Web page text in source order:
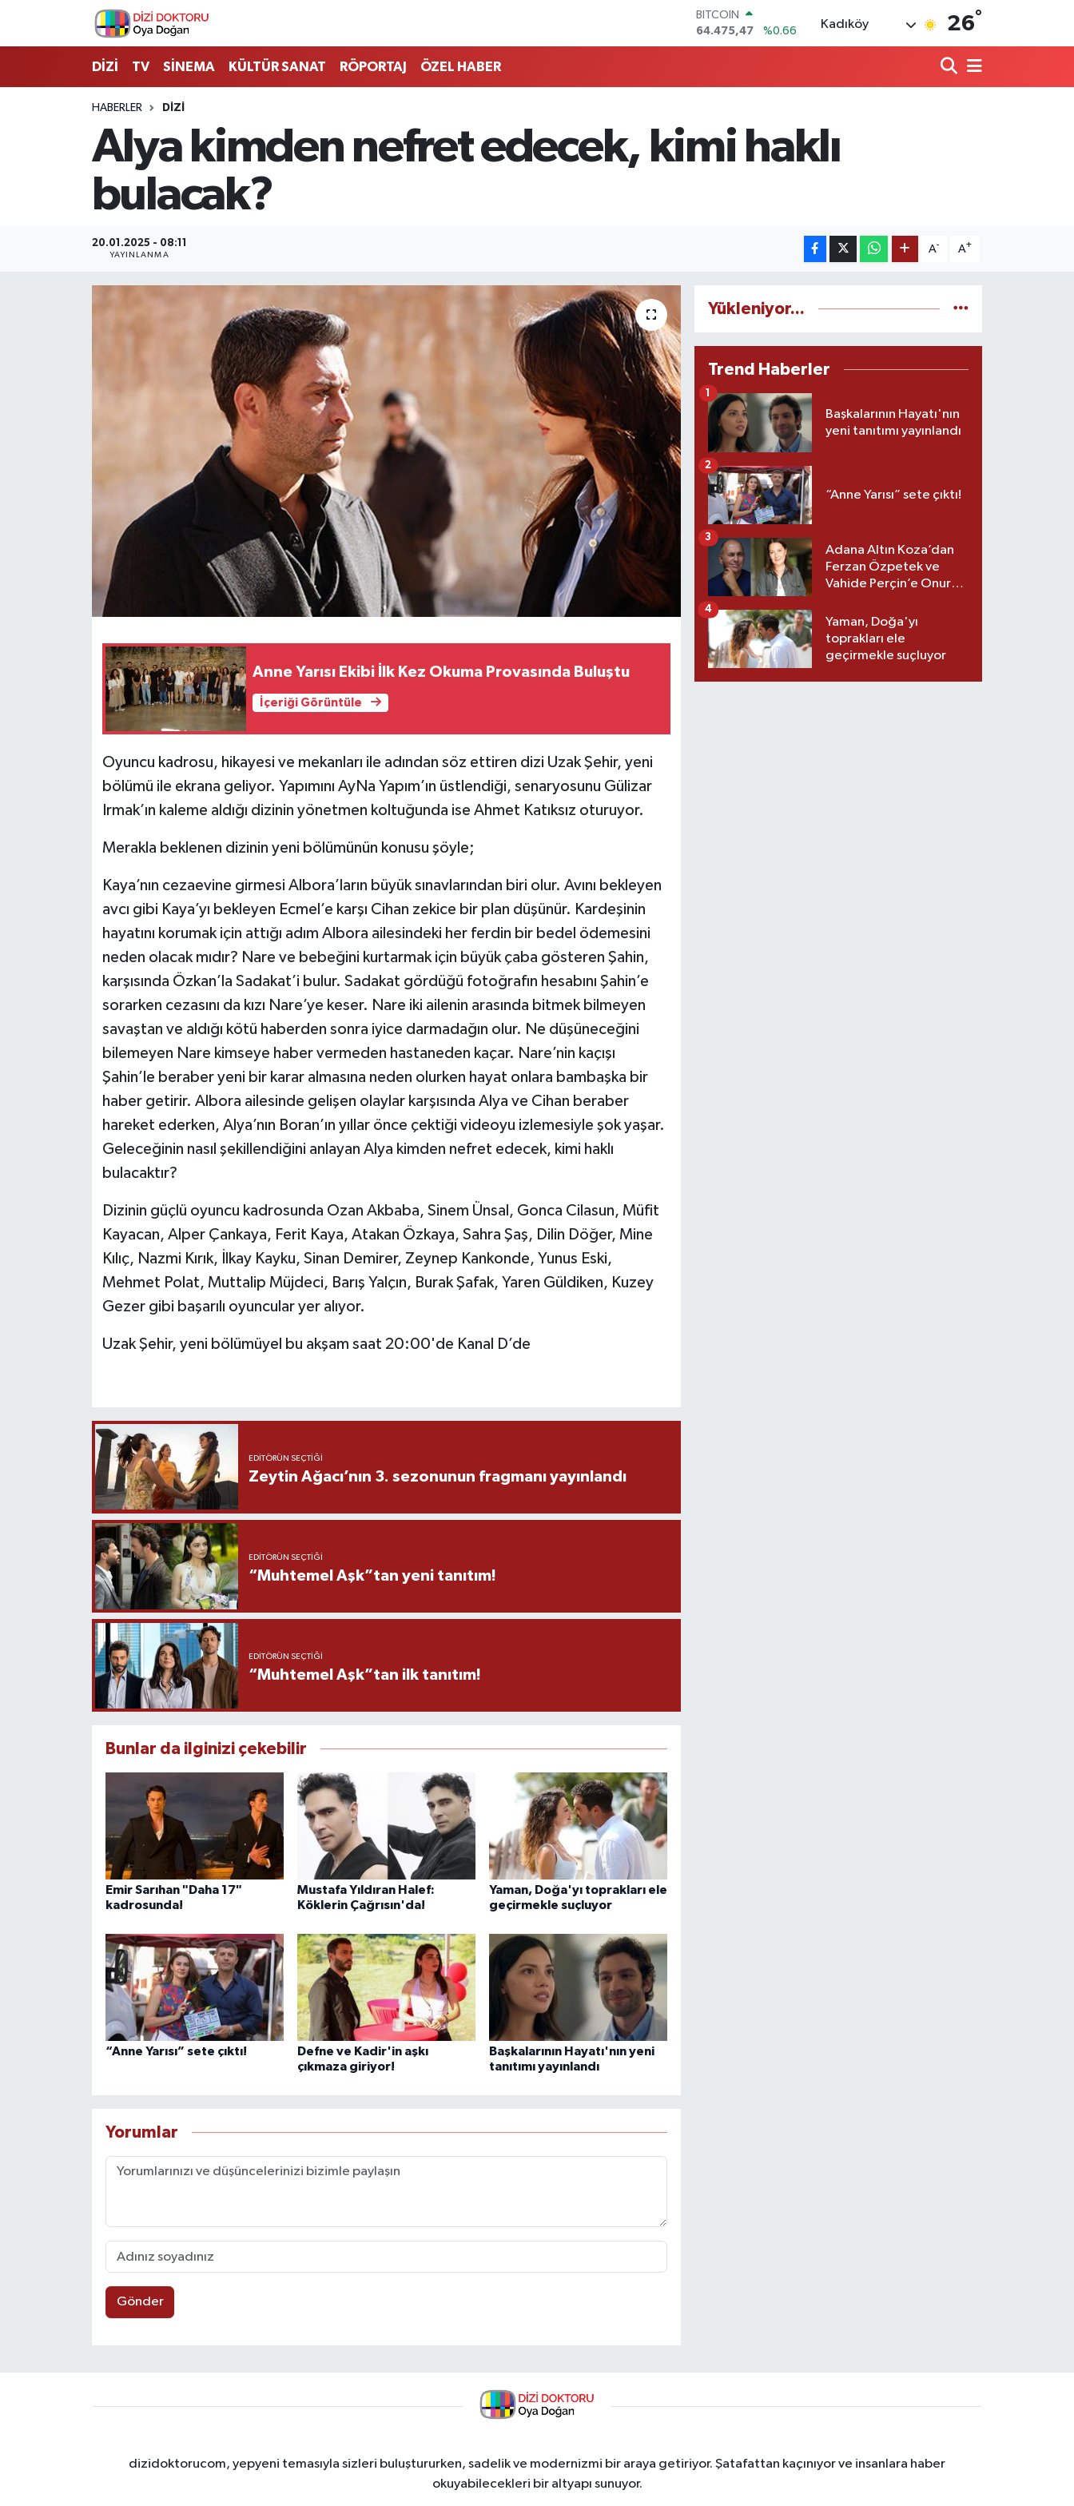
BITCOIN
64.475,47
%0.66
DOLAR
64,2534
%0.22
GRAM ALTIN
6518.23
%0.39
Kadıköy 26°
DİZİ TV SİNEMA KÜLTÜR SANAT RÖPORTAJ ÖZEL HABER
HABERLER DİZİ
Alya kimden nefret edecek, kimi haklı
bulacak?
20.01.2025 - 08:11
YAYINLANMA
A- A+
Anne Yarısı Ekibi İlk Kez Okuma Provasında Buluştu
İçeriği Görüntüle
Oyuncu kadrosu, hikayesi ve mekanları ile adından söz ettiren dizi Uzak Şehir, yeni
bölümü ile ekrana geliyor. Yapımını AyNa Yapım’ın üstlendiği, senaryosunu Gülizar
Irmak’ın kaleme aldığı dizinin yönetmen koltuğunda ise Ahmet Katıksız oturuyor.
Merakla beklenen dizinin yeni bölümünün konusu şöyle;
Kaya’nın cezaevine girmesi Albora’ların büyük sınavlarından biri olur. Avını bekleyen
avcı gibi Kaya’yı bekleyen Ecmel’e karşı Cihan zekice bir plan düşünür. Kardeşinin
hayatını korumak için attığı adım Albora ailesindeki her ferdin bir bedel ödemesini
neden olacak mıdır? Nare ve bebeğini kurtarmak için büyük çaba gösteren Şahin,
karşısında Özkan’la Sadakat’i bulur. Sadakat gördüğü fotoğrafın hesabını Şahin’e
sorarken cezasını da kızı Nare’ye keser. Nare iki ailenin arasında bitmek bilmeyen
savaştan ve aldığı kötü haberden sonra iyice darmadağın olur. Ne düşüneceğini
bilemeyen Nare kimseye haber vermeden hastaneden kaçar. Nare’nin kaçışı
Şahin’le beraber yeni bir karar almasına neden olurken hayat onlara bambaşka bir
haber getirir. Albora ailesinde gelişen olaylar karşısında Alya ve Cihan beraber
hareket ederken, Alya’nın Boran’ın yıllar önce çektiği videoyu izlemesiyle şok yaşar.
Geleceğinin nasıl şekillendiğini anlayan Alya kimden nefret edecek, kimi haklı
bulacaktır?
Dizinin güçlü oyuncu kadrosunda Ozan Akbaba, Sinem Ünsal, Gonca Cilasun, Müfit
Kayacan, Alper Çankaya, Ferit Kaya, Atakan Özkaya, Sahra Şaş, Dilin Döğer, Mine
Kılıç, Nazmi Kırık, İlkay Kayku, Sinan Demirer, Zeynep Kankonde, Yunus Eski,
Mehmet Polat, Muttalip Müjdeci, Barış Yalçın, Burak Şafak, Yaren Güldiken, Kuzey
Gezer gibi başarılı oyuncular yer alıyor.
Uzak Şehir, yeni bölümüyel bu akşam saat 20:00'de Kanal D’de
EDITÖRÜN SEÇTIĞI
Zeytin Ağacı’nın 3. sezonunun fragmanı yayınlandı
EDITÖRÜN SEÇTIĞI
“Muhtemel Aşk”tan yeni tanıtım!
EDITÖRÜN SEÇTIĞI
“Muhtemel Aşk”tan ilk tanıtım!
Bunlar da ilginizi çekebilir
Emir Sarıhan "Daha 17"
kadrosunda!
Mustafa Yıldıran Halef:
Köklerin Çağrısın'da!
Yaman, Doğa'yı toprakları ele
geçirmekle suçluyor
“Anne Yarısı” sete çıktı!
Defne ve Kadir'in aşkı
çıkmaza giriyor!
Başkalarının Hayatı'nın yeni
tanıtımı yayınlandı
Yorumlar
Gönder
Yükleniyor...
Trend Haberler
Başkalarının Hayatı'nın
yeni tanıtımı yayınlandı
1
“Anne Yarısı” sete çıktı!
2
Adana Altın Koza’dan
Ferzan Özpetek ve
Vahide Perçin’e Onur
3
Yaman, Doğa'yı
toprakları ele
geçirmekle suçluyor
4
dizidoktorucom, yepyeni temasıyla sizleri buluştururken, sadelik ve modernizmi bir araya getiriyor. Şatafattan kaçınıyor ve insanlara haber
okuyabilecekleri bir altyapı sunuyor.
İstanbul Nöbetçi Eczaneler
İstanbul Hava Durumu
İstanbul Namaz Vakitleri
İstanbul Trafik Yoğunluk Haritası
Son Dakika Haberleri